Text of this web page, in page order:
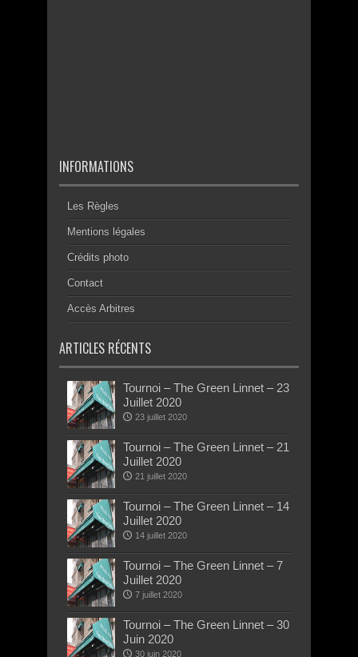
INFORMATIONS
Les Règles
Mentions légales
Crédits photo
Contact
Accès Arbitres
ARTICLES RÉCENTS
Tournoi – The Green Linnet – 23
Juillet 2020
23 juillet 2020
Tournoi – The Green Linnet – 21
Juillet 2020
21 juillet 2020
Tournoi – The Green Linnet – 14
Juillet 2020
14 juillet 2020
Tournoi – The Green Linnet – 7
Juillet 2020
7 juillet 2020
Tournoi – The Green Linnet – 30
Juin 2020
30 juin 2020